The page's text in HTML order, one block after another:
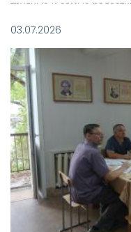
трудные и самые
03.07.2026